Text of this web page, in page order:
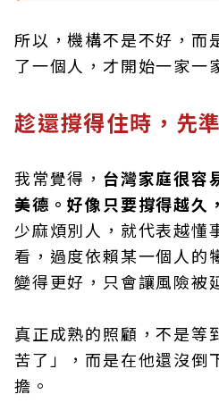
所以，機構不是不好，而
了一個人，才開始一家一
趁還撐得住時，先
我常覺得， 台灣家庭很容
美德。好像只要撐得越久
少麻煩別人，就代表越懂
看，過度依賴某一個人的
變得更好，只會讓風險被
真正成熟的照顧，不是等
苦了」，而是在他還沒倒
擔。